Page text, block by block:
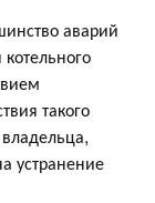
аварий
такого
устранение